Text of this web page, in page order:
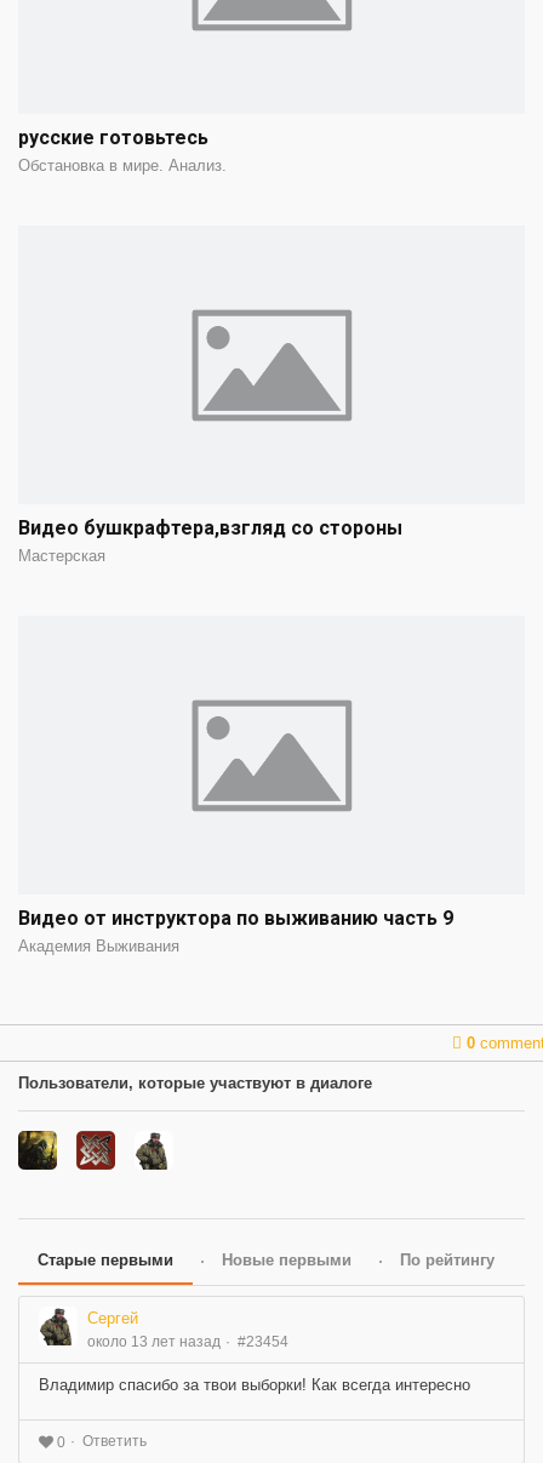
русские готовьтесь
Обстановка в мире. Анализ.
Видео бушкрафтера,взгляд со стороны
Мастерская
Видео от инструктора по выживанию часть 9
Академия Выживания
0
Пользователи, которые участвуют в диалоге
Старые первыми Новые первыми По рейтингу
Сергей
около 13 лет назад #23454
Владимир спасибо за твои выборки! Как всегда интересно
0 Ответить